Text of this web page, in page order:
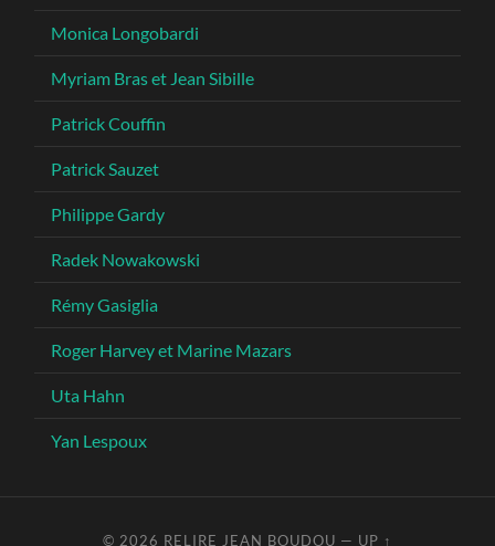
Monica Longobardi
Myriam Bras et Jean Sibille
Patrick Couffin
Patrick Sauzet
Philippe Gardy
Radek Nowakowski
Rémy Gasiglia
Roger Harvey et Marine Mazars
Uta Hahn
Yan Lespoux
© 2026 RELIRE JEAN BOUDOU — UP ↑